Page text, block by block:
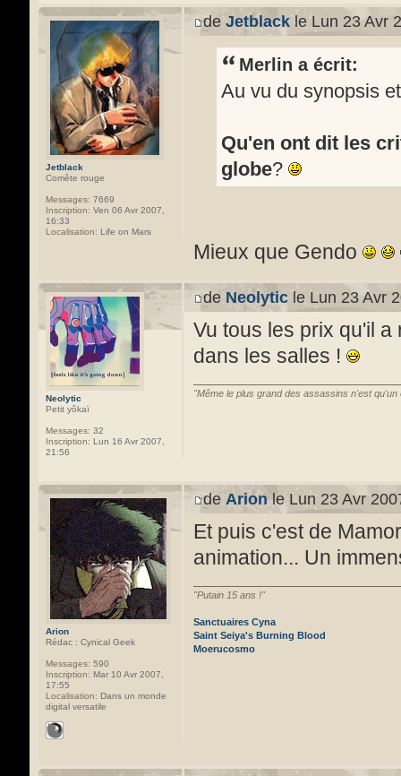
Jetblack
Comête rouge
Messages: 7669
Inscription: Ven 06 Avr 2007,
16:33
Localisation: Life on Mars
deJetblack le Lun 23 Avr
Merlin a écrit:
Au vu du synopsis
Qu'en ont dit les
globe?
Mieux que Gendo
Neolytic
Petit yôkaï
Messages: 32
Inscription: Lun 16 Avr 2007,
21:56
deNeolytic le Lun 23 Avr
Vu tous les prix qu'il
dans les salles !
"Même le plus grand des assassins n'est
Arion
Rédac : Cynical Geek
Messages: 590
Inscription: Mar 10 Avr 2007,
17:55
Localisation: Dans un monde
digital versatile
deArionle Lun 23 Avr
Et puis c'est de
animation... Un
"Putain 15 ans !"
Sanctuaires Cyna
Saint Seiya's Burning Blood
Moerucosmo